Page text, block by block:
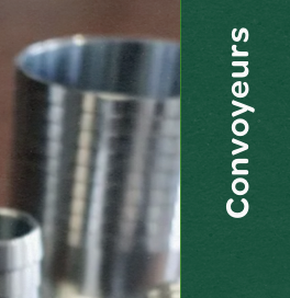
Convoyeurs